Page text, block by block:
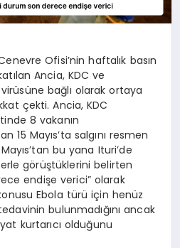
Ofisi’nin haftalık basın
Ancia, KDC ve
bağlı olarak ortaya
çekti. Ancia, KDC
8 vakanın
15 Mayıs’ta salgını resmen
bu yana Ituri’de
görüştüklerini belirten
endişe verici” olarak
Ebola türü için henüz
bulunmadığını ancak
kurtarıcı olduğunu